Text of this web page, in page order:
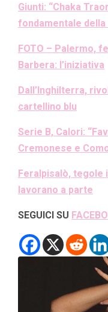
Giunti: “Chaka
fondamentale della
FOTO – Palermo,
Barbera: l’iniziativa
Dall’Inghilterra,
cartellino blu
Serie B, Calori:
Cremonese e
Feralpisalò, tegole
lavorano a parte
SEGUICI SU